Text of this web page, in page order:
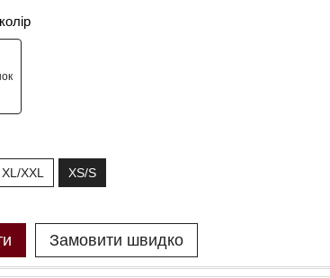
XL/XXL XS/S
Замовити швидко